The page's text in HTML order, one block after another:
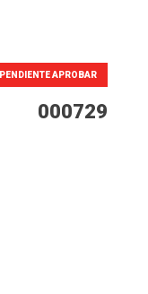
PENDIENTE APROBAR
000729